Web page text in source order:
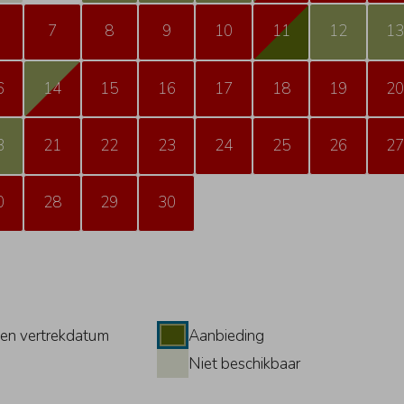
7 8 9 10 11 12 13
14 15 16 17 18 19 20
21 22 23 24 25 26 27
28 29 30
vertrekdatum
Aanbieding
Niet beschikbaar